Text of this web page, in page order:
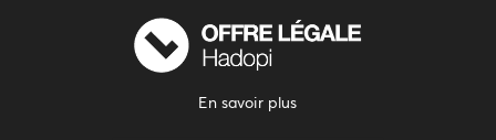
En savoir plus